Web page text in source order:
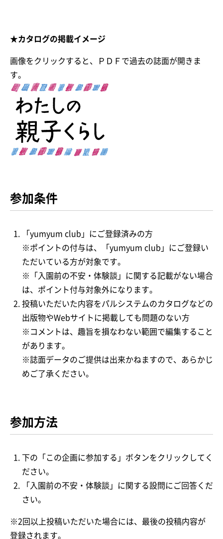
★カタログの掲載イメージ
画像をクリックすると、ＰＤＦで過去の誌面が開きま
す。
参加条件
「yumyum club」にご登録済みの方
※ポイントの付与は、「yumyum club」にご登録い
ただいている方が対象です。
※「入園前の不安・体験談」に関する記載がない場合
は、ポイント付与対象外になります。
投稿いただいた内容をパルシステムのカタログなどの
出版物やWebサイトに掲載しても問題のない方
※コメントは、趣旨を損なわない範囲で編集すること
があります。
※誌面データのご提供は出来かねますので、あらかじ
めご了承ください。
参加方法
下の「この企画に参加する」ボタンをクリックしてく
ださい。
「入園前の不安・体験談」に関する設問にご回答くだ
さい。
※2回以上投稿いただいた場合には、最後の投稿内容が
登録されます。